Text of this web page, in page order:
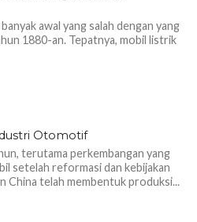
awal yang salah dengan yang
1880-an. Tepatnya, mobil listrik
Otomotif
terutama perkembangan yang
setelah reformasi dan kebijakan
China telah membentuk produksi...